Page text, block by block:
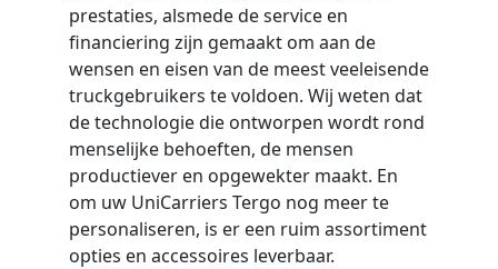
prestaties, alsmede de service en
financiering zijn gemaakt om aan de
wensen en eisen van de meest veeleisende
truckgebruikers te voldoen. Wij weten dat
de technologie die ontworpen wordt rond
menselijke behoeften, de mensen
productiever en opgewekter maakt. En
om uw UniCarriers Tergo nog meer te
personaliseren, is er een ruim assortiment
opties en accessoires leverbaar.